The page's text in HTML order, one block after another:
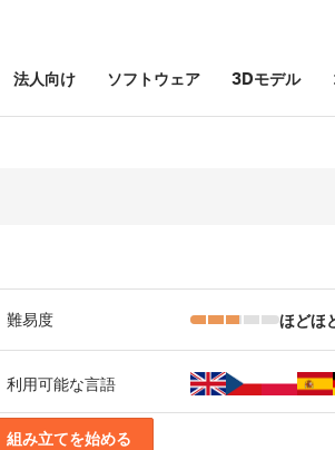
法人向け ソフトウェア 3Dモデル
難易度 ほどほ
利用可能な言語
組み立てを始める